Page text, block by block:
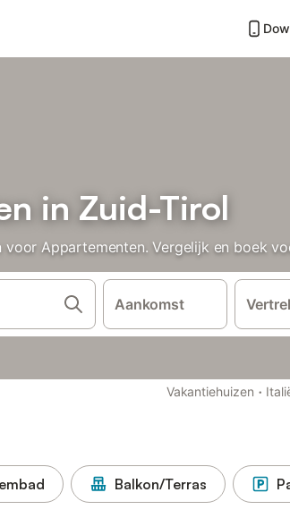
in Zuid-Tirol
Appartementen. Vergelijk en boek
Aankomst
Vakantiehuizen ·
Balkon/Terras